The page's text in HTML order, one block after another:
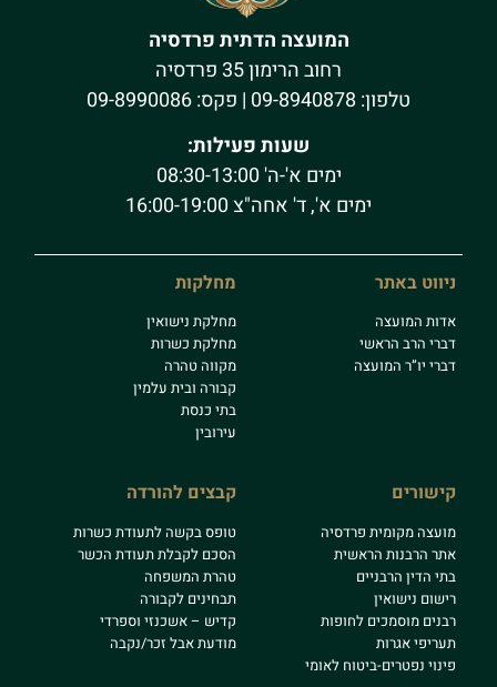
המועצה הדתית פרדסיה
רחוב הרימון 35 פרדסיה
טלפון: 09-8940878 | פקס: 09-8990086
שעות פעילות:
ימים א'-ה' 08:30-13:00
ימים א', ד' אחה"צ 16:00-19:00
ניווט באתר
אדות המועצה
דברי הרב הראשי
דברי יו”ר המועצה
מחלקות
מחלקת נישואין
מחלקת כשרות
מקווה טהרה
קבורה ובית עלמין
בתי כנסת
עירובין
קישורים
מועצה מקומית פרדסיה
אתר הרבנות הראשית
בתי הדין הרבניים
רישום נישואין
רבנים מוסמכים לחופות
תעריפי אגרות
פינוי נפטרים-ביטוח לאומי
קבצים להורדה
טופס בקשה לתעודת כשרות
הסכם לקבלת תעודת הכשר
טהרת המשפחה
תבחינים לקבורה
קדיש – אשכנזי וספרדי
מודעת אבל זכר/נקבה